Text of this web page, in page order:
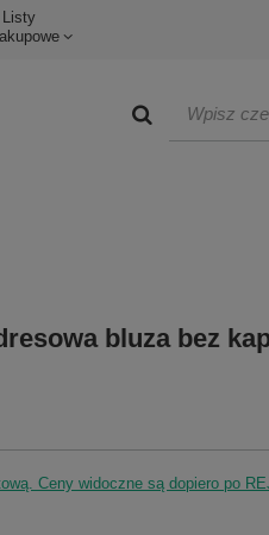
Listy
bluza bez
Ceny widoczne są dopiero po